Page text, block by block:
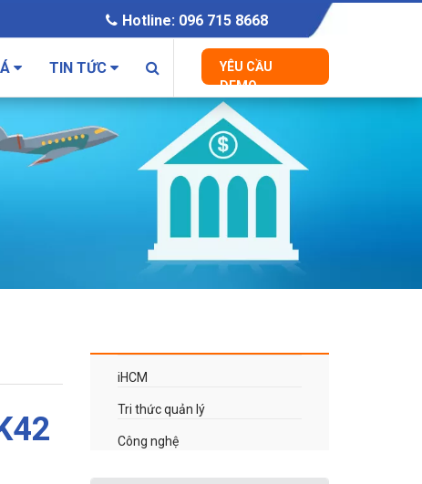
Hotline: 096 715 8668
YÊU CẦU
DEMO
TIN TỨC
iHCM
Tri thức quản lý
Công nghệ